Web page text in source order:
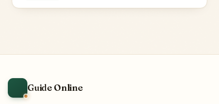
Guide Online